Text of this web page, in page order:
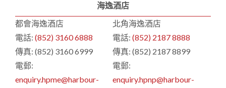
海逸酒店
都會海逸酒店
北角海逸酒店
電話: (852) 3160 6​888​ 電話: (852) 2187 8888
傳真: (852) 3160 6999
傳真: (852) 2187 8899
電郵:
enquiry.hpme@harbour-
電郵:
enquiry.hpnp@harbour-